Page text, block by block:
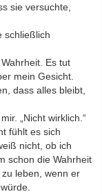
sie versuchte,
schließlich
Es tut
mein Gesicht.
dass alles bleibt,
„Nicht wirklich.“
fühlt es sich
nicht, ob ich
schon die Wahrheit
leben, wenn er